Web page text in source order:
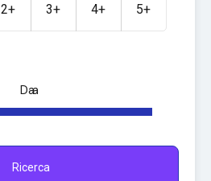
2+ 3+ 4+ 5+
Da
a
Ricerca